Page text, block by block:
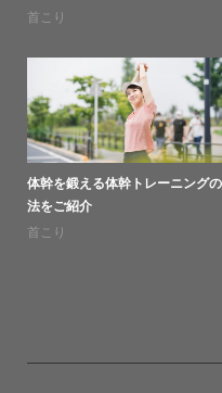
首こり
体幹を鍛える体幹トレーニング
法をご紹介
首こり